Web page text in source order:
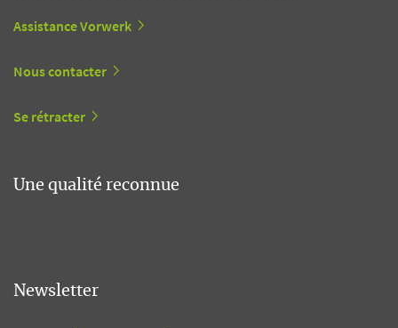
Assistance Vorwerk
Nous contacter
Se rétracter
Une qualité reconnue
Newsletter